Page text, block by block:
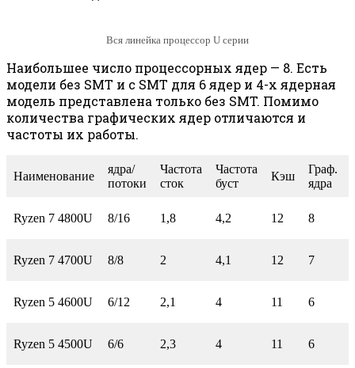
Вся линейка процессор U серии
Наибольшее число процессорных ядер — 8. Есть
модели без SMT и с SMT для 6 ядер и 4-х ядерная
модель представлена только без SMT. Помимо
количества графических ядер отличаются и
частоты их работы.
Наименование
ядра/
потоки
Частота
сток
Частота
буст
Кэш
Граф.
ядра
Ryzen 7 4800U 8/16 1,8 4,2 12 8
Ryzen 7 4700U 8/8 2 4,1 12 7
Ryzen 5 4600U 6/12 2,1 4 11 6
Ryzen 5 4500U 6/6 2,3 4 11 6